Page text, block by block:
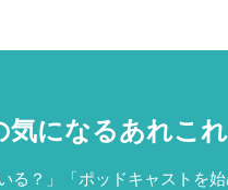
気になるあれこれ
る？」「ポッドキャストを